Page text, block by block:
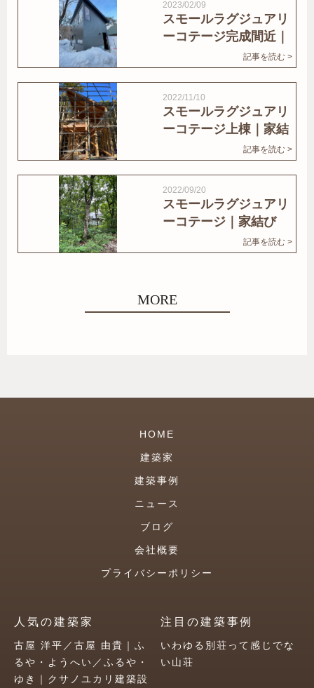
2023/02/09
スモールラグジュアリ
ーコテージ完成間近｜
記事を読む >
2022/11/10
スモールラグジュアリ
ーコテージ上棟｜家結
記事を読む >
2022/09/20
スモールラグジュアリ
ーコテージ｜家結び
記事を読む >
MORE
HOME
建築家
建築事例
ニュース
ブログ
会社概要
プライバシーポリシー
人気の建築家
古屋 洋平／古屋 由貴｜ふ
るや・ようへい／ふるや・
ゆき｜クサノユカリ建築設
注目の建築事例
いわゆる別荘って感じでな
い山荘